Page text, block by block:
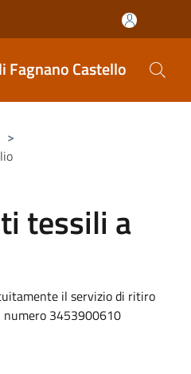
Fagnano Castello
>
tessili a
il servizio di ritiro
numero 3453900610